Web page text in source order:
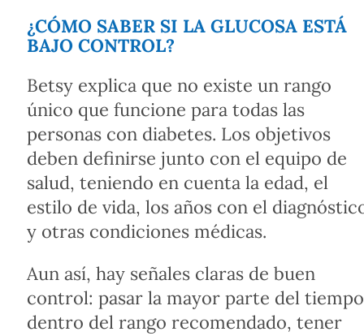
¿CÓMO SABER SI LA GLUCOSA ESTÁ
BAJO CONTROL?
Betsy explica que no existe un rango
único que funcione para todas las
personas con diabetes. Los objetivos
deben definirse junto con el equipo de
salud, teniendo en cuenta la edad, el
estilo de vida, los años con el
y otras condiciones médicas.
Aun así, hay señales claras de buen
control: pasar la mayor parte del tiempo
dentro del rango recomendado, tener